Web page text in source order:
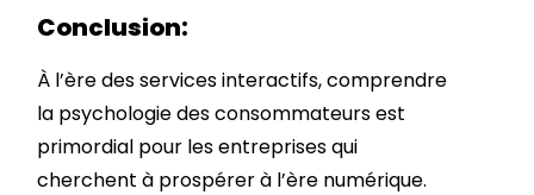
Conclusion:
À l’ère des services interactifs, comprendre
la psychologie des consommateurs est
primordial pour les entreprises qui
cherchent à prospérer à l’ère numérique.